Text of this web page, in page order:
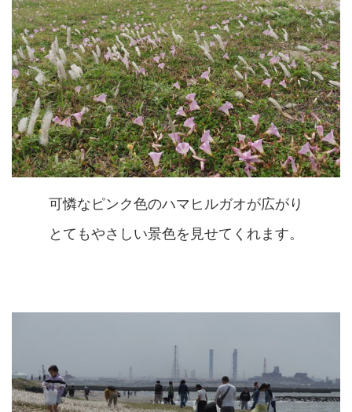
可憐なピンク色のハマヒルガオが広がり
とてもやさしい景色を見せてくれます。